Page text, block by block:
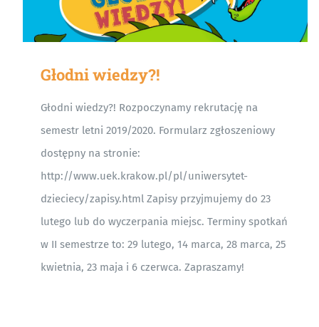
Głodni wiedzy?!
Głodni wiedzy?! Rozpoczynamy rekrutację na
semestr letni 2019/2020. Formularz zgłoszeniowy
dostępny na stronie:
http://www.uek.krakow.pl/pl/uniwersytet-
dzieciecy/zapisy.html Zapisy przyjmujemy do 23
lutego lub do wyczerpania miejsc. Terminy spotkań
w II semestrze to: 29 lutego, 14 marca, 28 marca, 25
kwietnia, 23 maja i 6 czerwca. Zapraszamy!